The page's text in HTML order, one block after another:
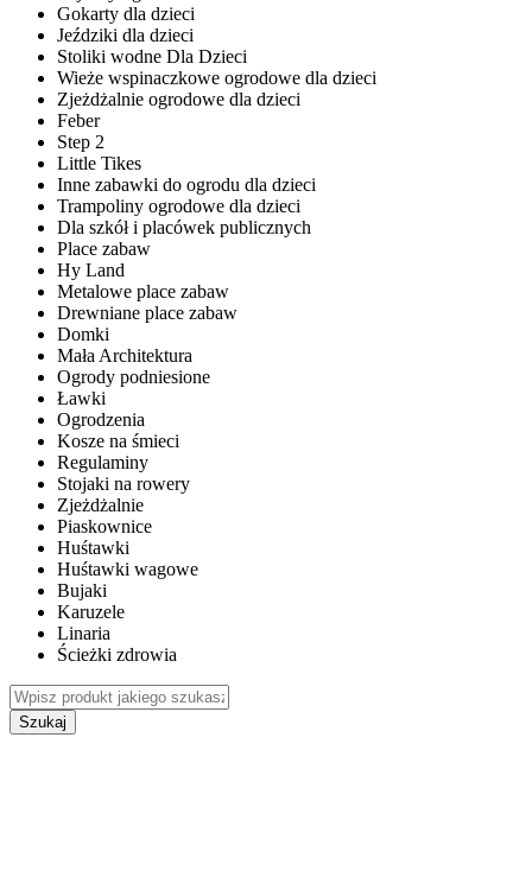
Gokarty dla dzieci
Jeździki dla dzieci
Stoliki wodne Dla Dzieci
Wieże wspinaczkowe ogrodowe dla dzieci
Zjeżdżalnie ogrodowe dla dzieci
Feber
Step 2
Little Tikes
Inne zabawki do ogrodu dla dzieci
Trampoliny ogrodowe dla dzieci
Dla szkół i placówek publicznych
Place zabaw
Hy Land
Metalowe place zabaw
Drewniane place zabaw
Domki
Mała Architektura
Ogrody podniesione
Ławki
Ogrodzenia
Kosze na śmieci
Regulaminy
Stojaki na rowery
Zjeżdżalnie
Piaskownice
Huśtawki
Huśtawki wagowe
Bujaki
Karuzele
Linaria
Ścieżki zdrowia
Szukaj